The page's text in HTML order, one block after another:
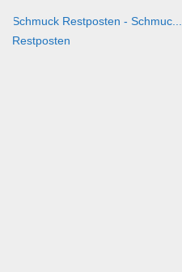
Schmuck Restposten - Schmuc...
Restposten